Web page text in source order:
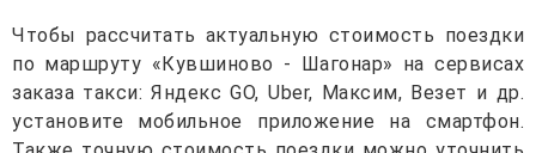
Чтобы рассчитать актуальную стоимость поездки
по маршруту «Кувшиново - Шагонар» на сервисах
заказа такси: Яндекс GO, Uber, Максим, Везет и др.
установите мобильное приложение на смартфон.